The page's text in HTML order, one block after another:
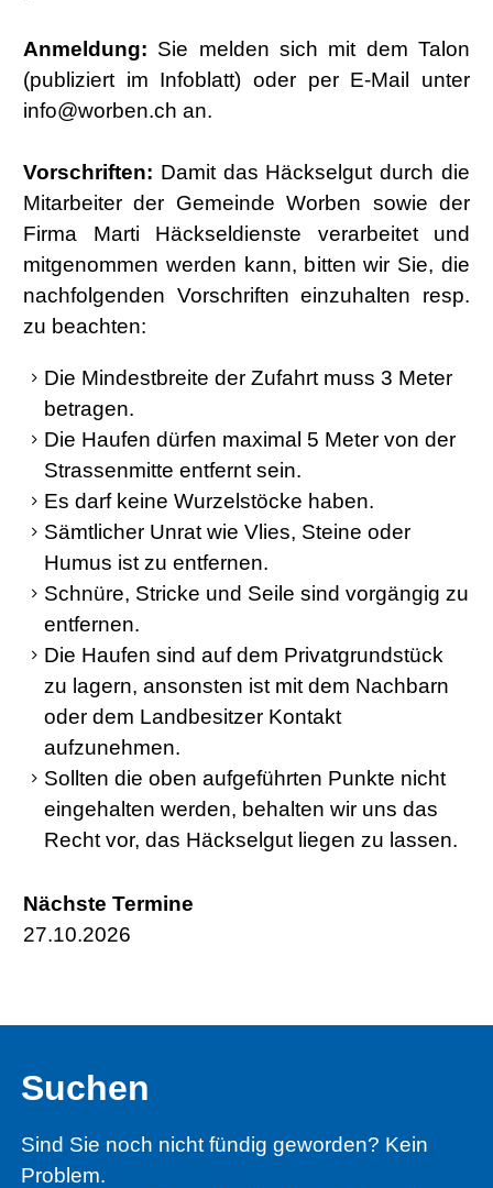
Anmeldung: Sie melden sich mit dem Talon
(publiziert im Infoblatt) oder per E-Mail unter
info@worben.ch an.
Vorschriften: Damit das Häckselgut durch die
Mitarbeiter der Gemeinde Worben sowie der
Firma Marti Häckseldienste verarbeitet und
mitgenommen werden kann, bitten wir Sie, die
nachfolgenden Vorschriften einzuhalten resp.
zu beachten:
Die Mindestbreite der Zufahrt muss 3 Meter
betragen.
Die Haufen dürfen maximal 5 Meter von der
Strassenmitte entfernt sein.
Es darf keine Wurzelstöcke haben.
Sämtlicher Unrat wie Vlies, Steine oder
Humus ist zu entfernen.
Schnüre, Stricke und Seile sind vorgängig zu
entfernen.
Die Haufen sind auf dem Privatgrundstück
zu lagern, ansonsten ist mit dem Nachbarn
oder dem Landbesitzer Kontakt
aufzunehmen.
Sollten die oben aufgeführten Punkte nicht
eingehalten werden, behalten wir uns das
Recht vor, das Häckselgut liegen zu lassen.
Nächste Termine
27.10.2026
Suchen
Sind Sie noch nicht fündig geworden? Kein
Problem.